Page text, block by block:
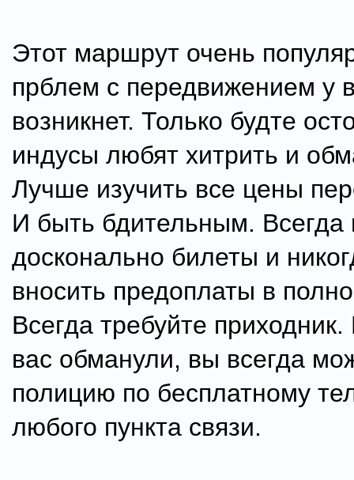
Этот маршрут очень
прблем с передвижением у
возникнет. Только будте
индусы любят хитрить и
Лучше изучить все цены
И быть бдительным. Всегда
досконально билеты и
вносить предоплаты в
Всегда требуйте приходник.
вас обманули, вы всегда
полицию по бесплатному
любого пункта связи.